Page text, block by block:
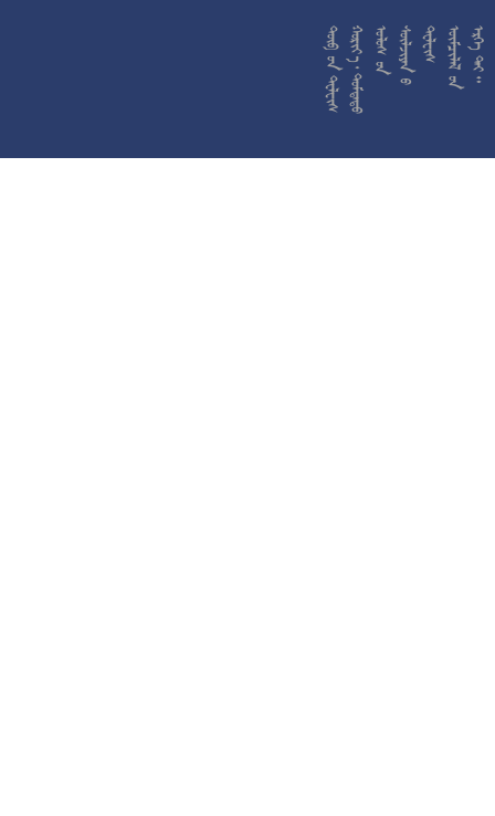










































































































